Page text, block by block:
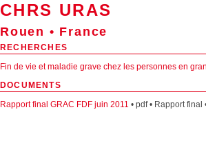
CHRS URAS
Rouen • France
RECHERCHES
Fin de vie et maladie grave chez les personnes en
DOCUMENTS
Rapport final GRAC FDF juin 2011 • pdf • Rapport final